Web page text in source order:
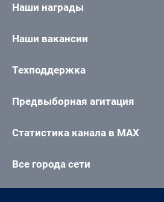
Наши награды
Наши вакансии
Техподдержка
Предвыборная агитация
Статистика канала в MAX
Все города сети